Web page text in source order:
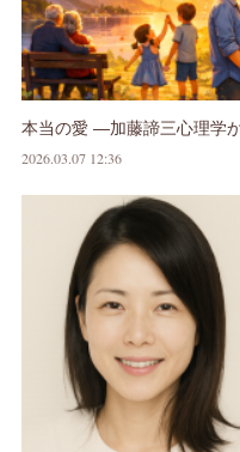
本当の愛 ―加藤諦三心理学
2026.03.07 12:36